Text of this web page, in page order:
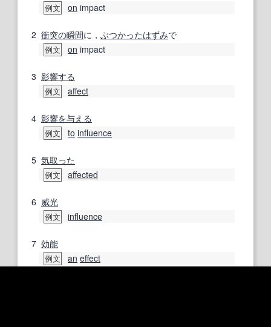
例文 on impact
2 衝突の瞬間に， ぶつかったはずみで
例文 on impact
3 影響する
例文 affect
4 影響を与える
例文 to influence
5 気取った
例文 affected
6 威光
例文 influence
7 効能
例文 an effect